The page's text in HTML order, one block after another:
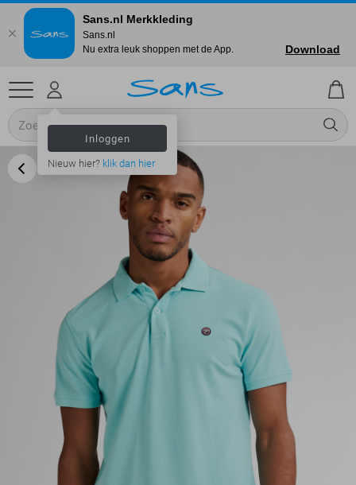
Inloggen
Nieuw hier? klik dan hier
Sans.nl Merkkleding
Sans.nl
Nu extra leuk shoppen met de App.
Download